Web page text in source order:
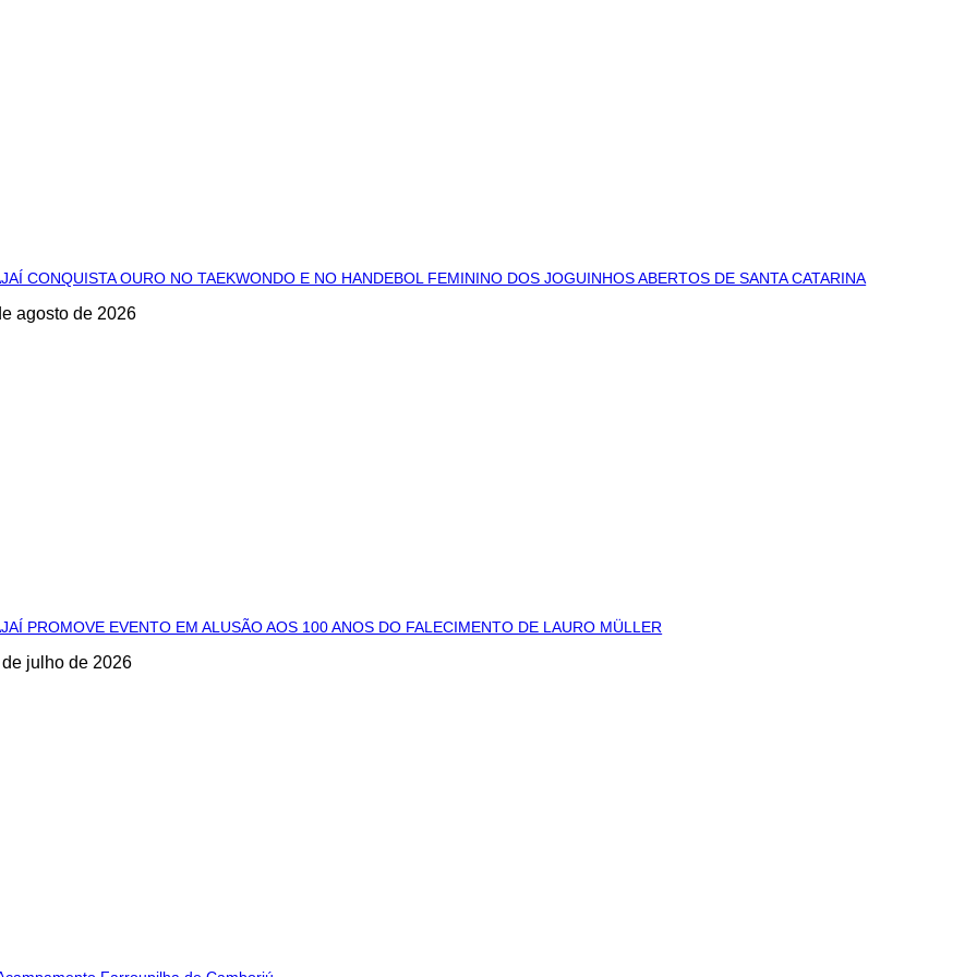
CONQUISTA OURO NO TAEKWONDO E NO HANDEBOL FEMININO DOS JOGUINHOS ABERTOS DE SANTA CATARINA
agosto de 2026
PROMOVE EVENTO EM ALUSÃO AOS 100 ANOS DO FALECIMENTO DE LAURO MÜLLER
julho de 2026